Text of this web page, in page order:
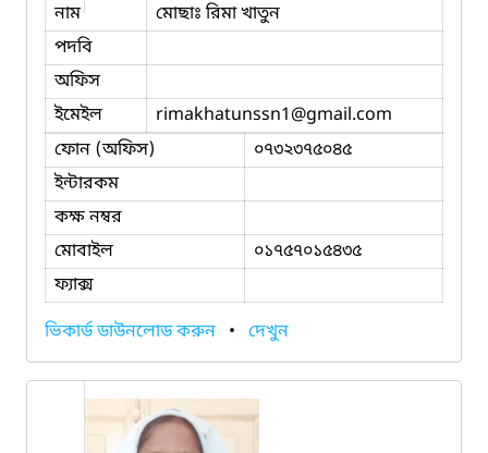
নাম
মোছাঃ রিমা খাতুন
পদবি
অফিস
ইমেইল
rimakhatunssn1@gmail.com
ফোন (অফিস)
০৭৩২৩৭৫০৪৫
ইন্টারকম
কক্ষ নম্বর
মোবাইল
০১৭৫৭০১৫৪৩৫
ফ্যাক্স
ভিকার্ড ডাউনলোড করুন • দেখুন